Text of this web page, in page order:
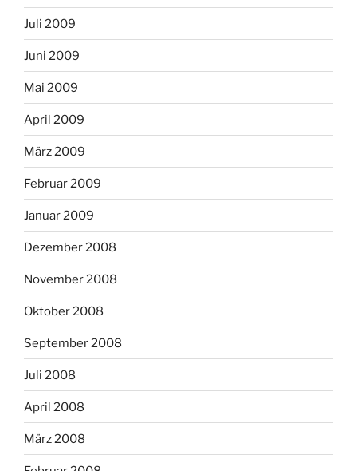
Juli 2009
Juni 2009
Mai 2009
April 2009
März 2009
Februar 2009
Januar 2009
Dezember 2008
November 2008
Oktober 2008
September 2008
Juli 2008
April 2008
März 2008